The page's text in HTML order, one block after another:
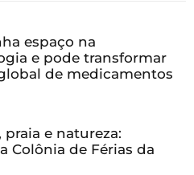
espaço na
e pode transformar
de medicamentos
praia e natureza:
Colônia de Férias da